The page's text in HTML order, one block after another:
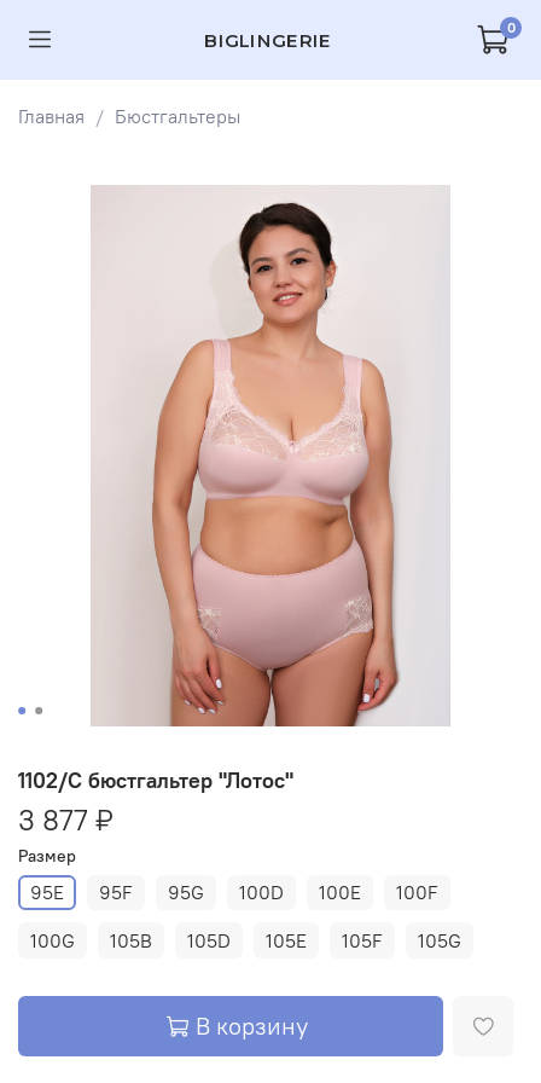
BIGLINGERIE
0
Главная Бюстгальтеры
1102/C бюстгальтер "Лотос"
3 877 ₽
Размер
95E 95F 95G 100D 100E
100F
100G
105B 105D 105E 105F 105G
В корзину